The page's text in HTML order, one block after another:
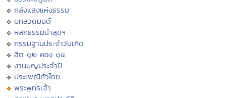
คลังแสงแห่งธรรม
บทสวดมนต์
หลักธรรมนำสุขฯ
กรรมฐานประจำวันเกิด
ฮีต ๑๒ คอง ๑๔
งานบุญประจำปี
ประเพณีทั่วไทย
พระพุทธเจ้า